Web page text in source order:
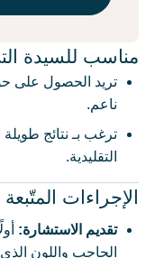
مناسب للسيدة
تريد الحصول على
ناعم.
التقليدية.
الإجراءات المتّبعة
تقديم الاستشارة:
الحاجب واللون